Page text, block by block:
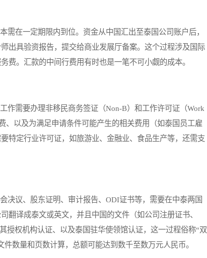
在一定期限内到位。资金从中国汇出至泰国公司账户后，
出具验资报告，提交给商业发展厅备案。这个过程涉及国际
费。汇款的中间行费用有时也是一笔不可小觑的成本。
需要办理非移民商务签证（Non-B）和工作许可证（Work
、以及为满足申请条件可能产生的相关费用（如泰国员工雇
特定行业许可证，如旅游业、金融业、食品生产等，还需支
议、股东证明、审计报告、ODI证书等，需要在中泰两国
翻译成泰文或英文，并且中国的文件（如公司注册证书、
授权机构认证、以及泰国驻华使领馆认证，这一过程俗称“双
数量和页数计算，总额可能达到数千至数万元人民币。